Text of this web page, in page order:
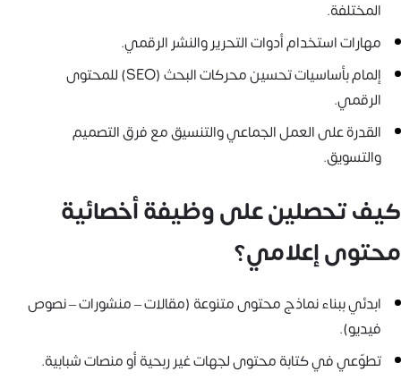
المختلفة.
مهارات استخدام أدوات التحرير والنشر الرقمي.
إلمام بأساسيات تحسين محركات البحث (SEO) للمحتوى
الرقمي.
القدرة على العمل الجماعي والتنسيق مع فرق التصميم
والتسويق.
كيف تحصلين على وظيفة أخصائية
محتوى إعلامي؟
ابدئي ببناء نماذج محتوى متنوعة (مقالات – منشورات – نصوص
فيديو).
تطوّعي في كتابة محتوى لجهات غير ربحية أو منصات شبابية.